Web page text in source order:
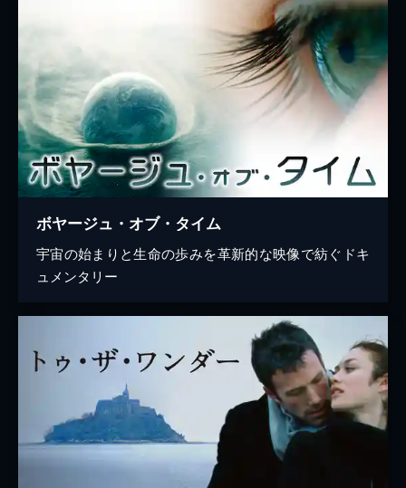
ボヤージュ・オブ・タイム
宇宙の始まりと生命の歩みを革新的な映像で紡ぐドキ
ュメンタリー